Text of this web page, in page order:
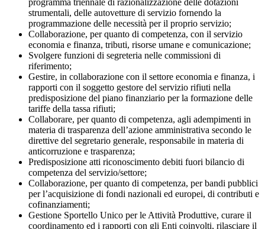
strumentali, delle autovetture di servizio fornendo la
programmazione delle necessità per il proprio servizio;
Collaborazione, per quanto di competenza, con il servizio
economia e finanza, tributi, risorse umane e comunicazione;
Svolgere funzioni di segreteria nelle commissioni di
riferimento;
Gestire, in collaborazione con il settore economia e finanza, i
rapporti con il soggetto gestore del servizio rifiuti nella
predisposizione del piano finanziario per la formazione delle
tariffe della tassa rifiuti;
Collaborare, per quanto di competenza, agli adempimenti in
materia di trasparenza dell’azione amministrativa secondo le
direttive del segretario generale, responsabile in materia di
anticorruzione e trasparenza;
Predisposizione atti riconoscimento debiti fuori bilancio di
competenza del servizio/settore;
Collaborazione, per quanto di competenza, per bandi pubblici
per l’acquisizione di fondi nazionali ed europei, di contributi e
cofinanziamenti;
Gestione Sportello Unico per le Attività Produttive, curare il
coordinamento ed i rapporti con gli Enti coinvolti, rilasciare il